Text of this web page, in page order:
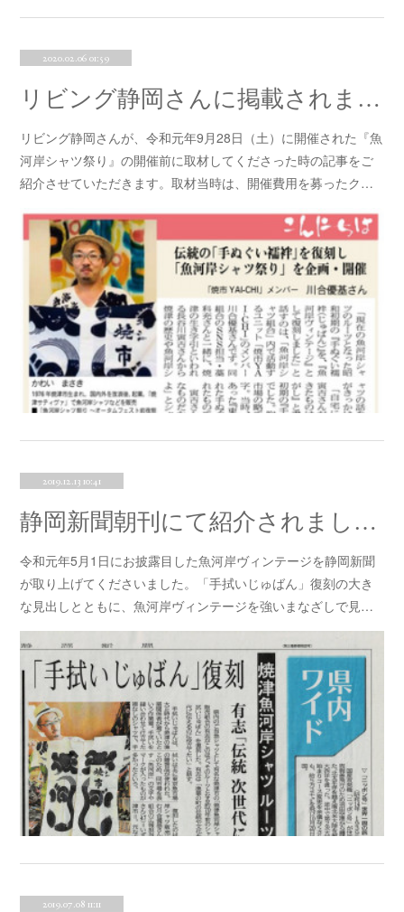
2020.02.06 01:59
リビング静岡さんに掲載されました！！
リビング静岡さんが、令和元年9月28日（土）に開催された『魚
河岸シャツ祭り』の開催前に取材してくださった時の記事をご
紹介させていただきます。取材当時は、開催費用を募ったク…
2019.12.13 10:41
静岡新聞朝刊にて紹介されました！！
令和元年5月1日にお披露目した魚河岸ヴィンテージを静岡新聞
が取り上げてくださいました。「手拭いじゅばん」復刻の大き
な見出しとともに、魚河岸ヴィンテージを強いまなざしで見…
2019.07.08 11:11